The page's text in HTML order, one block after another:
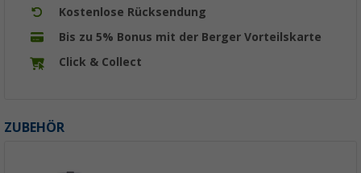
Kostenlose Rücksendung
Bis zu 5% Bonus mit der Berger Vorteilskarte
Click & Collect
ZUBEHÖR